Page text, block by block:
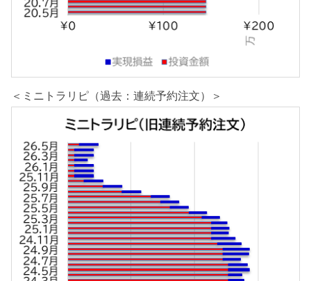
＜ミニトラリピ（過去：連続予約注文）＞